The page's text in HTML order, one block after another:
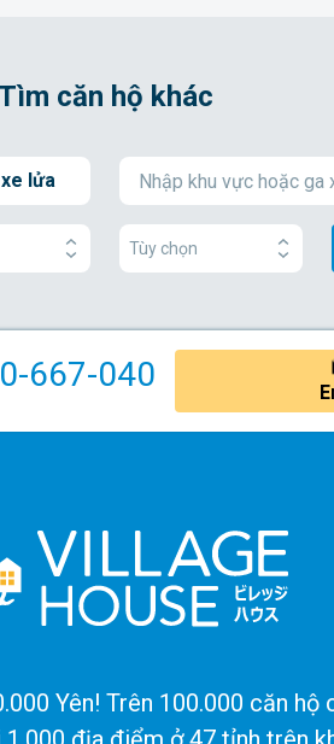
Tìm căn hộ khác
lửa
Tùy chọn
667-040
Yên! Trên 100.000 căn hộ